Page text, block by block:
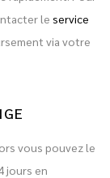
le service
via votre
vous pouvez le
jours en